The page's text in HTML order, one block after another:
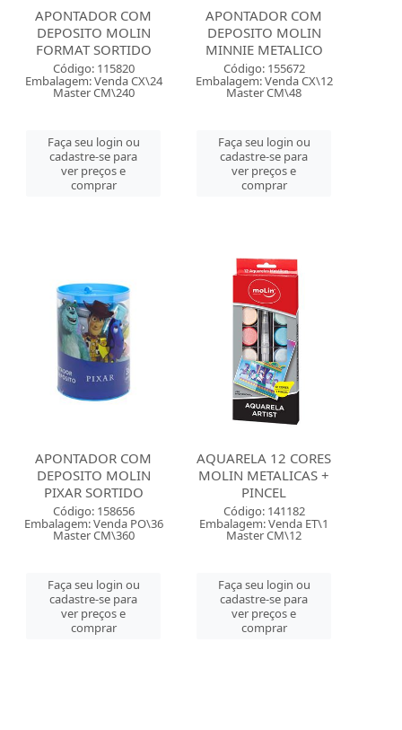
APONTADOR COM
DEPOSITO MOLIN
FORMAT SORTIDO
Código: 115820
Embalagem: Venda CX\24
Master CM\240
Faça seu login ou
cadastre-se para
ver preços e
comprar
APONTADOR COM
DEPOSITO MOLIN
MINNIE METALICO
Código: 155672
Embalagem: Venda CX\12
Master CM\48
Faça seu login ou
cadastre-se para
ver preços e
comprar
APONTADOR COM
DEPOSITO MOLIN
PIXAR SORTIDO
Código: 158656
Embalagem: Venda PO\36
Master CM\360
Faça seu login ou
cadastre-se para
ver preços e
comprar
AQUARELA 12 CORES
MOLIN METALICAS +
PINCEL
Código: 141182
Embalagem: Venda ET\1
Master CM\12
Faça seu login ou
cadastre-se para
ver preços e
comprar